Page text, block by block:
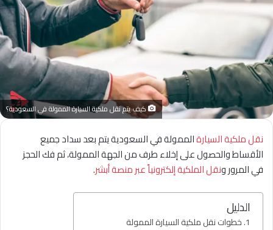
كيف يتم نقل ملكية السيارة الممولة في السعودية؟
نقل ملكية السيارةالممولة في السعودية يتم بعد سداد جميع
الأقساط والحصول على إخلاء طرف من الجهة الممولة، ثم فك الحجز
في المرور ونقل الملكية إلكترونياً عبر منصة أبشر.
الدليل
خطوات نقل ملكية السيارة الممولة